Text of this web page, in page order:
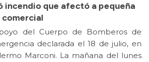
incendio que afectó a pequeña
comercial
del Cuerpo de Bomberos de
declarada el 18 de julio, en
Marconi. La mañana del lunes